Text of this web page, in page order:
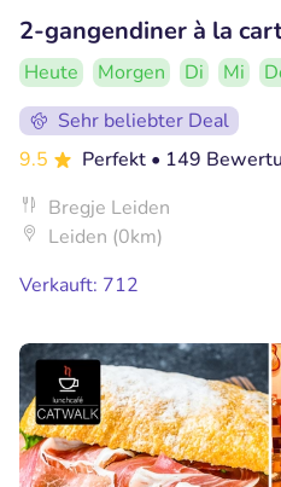
2-gangendiner à la
Heute Morgen Di Mi
Sehr beliebter Deal
9.5
Perfekt • 149
Bregje Leiden
Leiden (0km)
Verkauft: 712